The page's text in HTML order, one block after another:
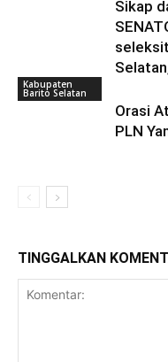
Sikap
Kabupaten
Barito Selatan
Orasi
PLN
TINGGALKAN